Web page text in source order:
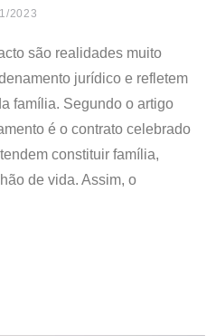
2023
são realidades muito
jurídico e refletem
família. Segundo o artigo
é o contrato celebrado
constituir família,
de vida. Assim, o